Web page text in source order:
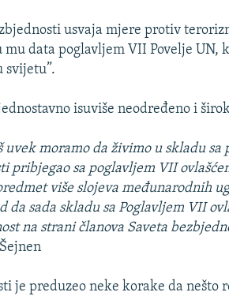
usvaja mjere protiv
mu data poglavljem VII Povelje UN,
svijetu”.
isuviše neodređeno i
uvek moramo da živimo u skladu
pribjegao sa poglavljem VII
više slojeva međunarodnih
da sada skladu sa Poglavljem VII
na strani članova Saveta
je preduzeo neke korake da nešto